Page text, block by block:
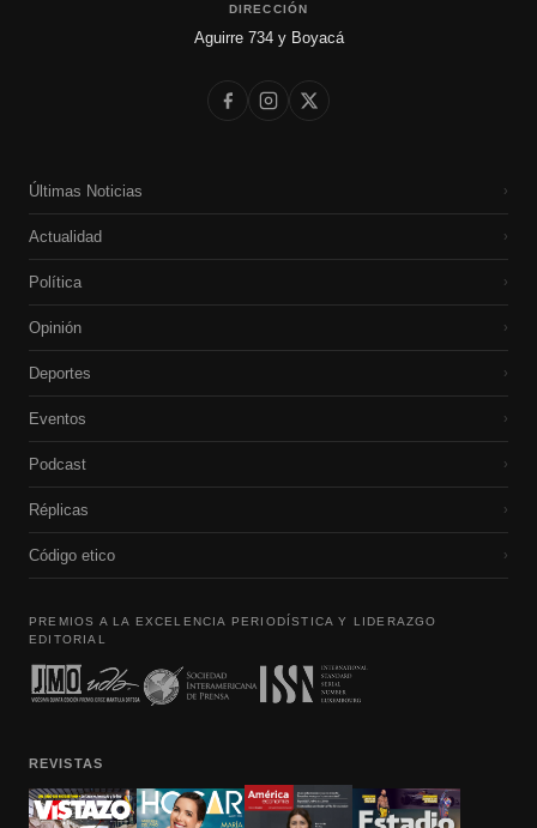
DIRECCIÓN
Aguirre 734 y Boyacá
Últimas Noticias ›
Actualidad ›
Política ›
Opinión ›
Deportes ›
Eventos ›
Podcast ›
Réplicas ›
Código etico ›
PREMIOS A LA EXCELENCIA PERIODÍSTICA Y LIDERAZGO
EDITORIAL
REVISTAS